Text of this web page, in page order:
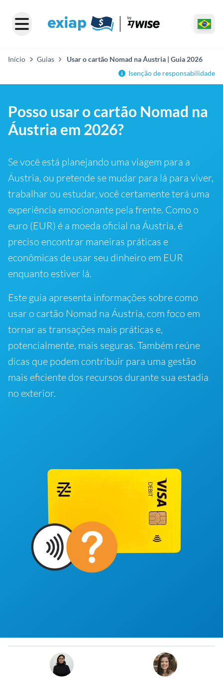
Início Guias
Usar o cartão Nomad na Áustria | Guia 2026
Isenção de responsabilidade
Posso usar o cartão Nomad na
Áustria em 2026?
Se você está planejando uma viagem para a
Áustria, ou pretende se mudar para lá para viver,
trabalhar ou estudar, você certamente terá uma
experiência emocionante pela frente. Como o
euro (EUR) é a moeda oficial na Áustria, é
preciso encontrar maneiras práticas e
econômicas de usar seu dinheiro em EUR
enquanto estiver lá.
Este guia apresenta informações sobre como
usar o cartão Nomad na Áustria, com foco em
tornar as transações mais práticas e,
potencialmente, mais seguras. Também reúne
dicas que podem contribuir para uma gestão
mais eficiente dos recursos durante sua estadia
no exterior.